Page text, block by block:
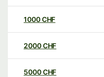
1000CHF
2000CHF
5000CHF